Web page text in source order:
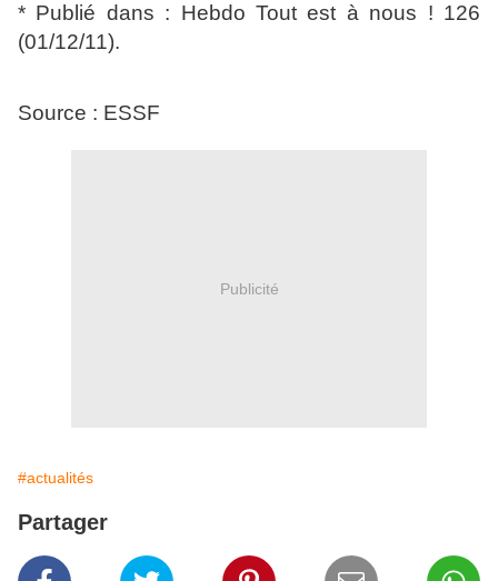
* Publié dans : Hebdo Tout est à nous ! 126
(01/12/11).
Source : ESSF
Publicité
#actualités
Partager